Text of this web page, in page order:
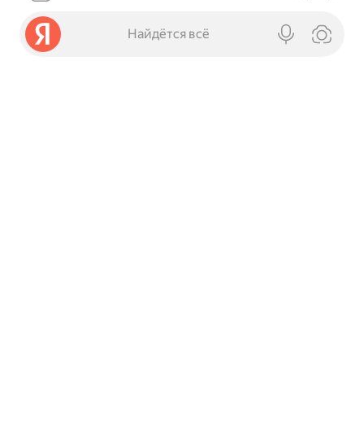
Найдётся всё